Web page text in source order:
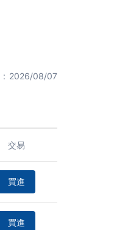
2026/08/07
交易
買進
買進